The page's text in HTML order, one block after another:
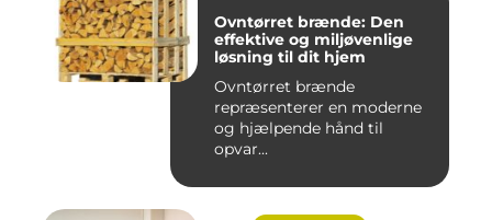
Ovntørret brænde: Den
effektive og miljøvenlige
løsning til dit hjem
Ovntørret brænde
repræsenterer en moderne
og hjælpende hånd til
opvar...